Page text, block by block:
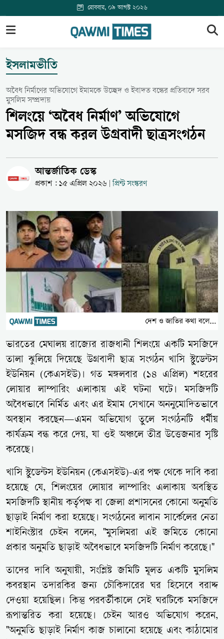
রোববার, ০৯ আগস্ট ২০২৬
ইসলামভীতি
অবৈধ নির্মাণের অভিযোগে ইমামকে উচ্ছেদ ও ইবাদত বন্ধের প্রতিবাদে সরব
মুসলিম সম্প্রদায়
শিলংয়ে ‘অবৈধ নির্মাণ’ অভিযোগে
মসজিদ বন্ধ করল উগ্রবাদী ছাত্রসংগঠন
আন্তর্জাতিক ডেস্ক
প্রকাশ : ১৫ এপ্রিল ২০২৬ প্রিন্ট সংস্করণ
ভারতের মেঘালয় রাজ্যের রাজধানী শিলংয়ে একটি মসজিদে
তালা ঝুলিয়ে দিয়েছে উগ্রবাদী ছাত্র সংগঠন খাসি স্টুডেন্টস
ইউনিয়ন (কেএসইউ)। গত মঙ্গলবার (১৪ এপ্রিল) শহরের
লোয়ার লাম্পারিং এলাকায় এই ঘটনা ঘটে। মসজিদটি
অবৈধভাবে নির্মিত এবং এর ইমাম সেখানে অননুমোদিতভাবে
অবস্থান করছেন—এমন অভিযোগ তুলে সংগঠনটি ধর্মীয়
কার্যক্রম বন্ধ করে দেয়, যা ওই অঞ্চলে তীব্র উত্তেজনার সৃষ্টি
করেছে।
খাসি স্টুডেন্টস ইউনিয়ন (কেএসইউ)-এর পক্ষ থেকে দাবি করা
হয়েছে যে, শিলংয়ের লোয়ার লাম্পারিং এলাকায় অবস্থিত
মসজিদটি স্থানীয় কর্তৃপক্ষ বা জেলা প্রশাসনের কোনো অনুমতি
ছাড়াই নির্মাণ করা হয়েছে। সংগঠনের লাবান সার্কেলের নেতা
শাইনিংস্টার চেইন বলেন, "মুসলিমরা এই জমিতে কোনো
প্রকার অনুমতি ছাড়াই অবৈধভাবে মসজিদটি নির্মাণ করেছে।"
তাদের দাবি অনুযায়ী, সংশ্লিষ্ট জমিটি মূলত একটি মুসলিম
কবরস্থান তদারকির জন্য চৌকিদারের ঘর হিসেবে বরাদ্দ
দেওয়া হয়েছিল। কিন্তু পরবর্তীকালে সেই ঘরটিকে মসজিদে
রূপান্তরিত করা হয়েছে। চেইন আরও অভিযোগ করেন,
"অনুমতি ছাড়াই নির্মাণ কাজ চালানো হয়েছে এবং কাঠামোর